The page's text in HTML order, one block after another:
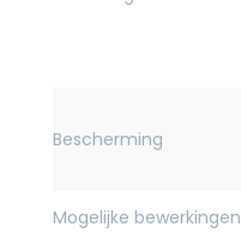
Bescherming
Mogelijke bewerkingen